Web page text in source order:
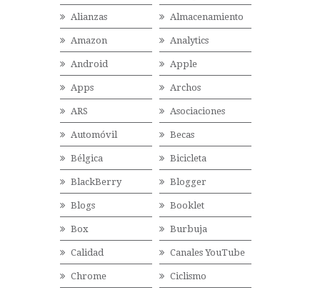
Alianzas Almacenamiento
Amazon Analytics
Android Apple
Apps Archos
ARS Asociaciones
Automóvil Becas
Bélgica Bicicleta
BlackBerry Blogger
Blogs Booklet
Box Burbuja
Calidad Canales YouTube
Chrome Ciclismo